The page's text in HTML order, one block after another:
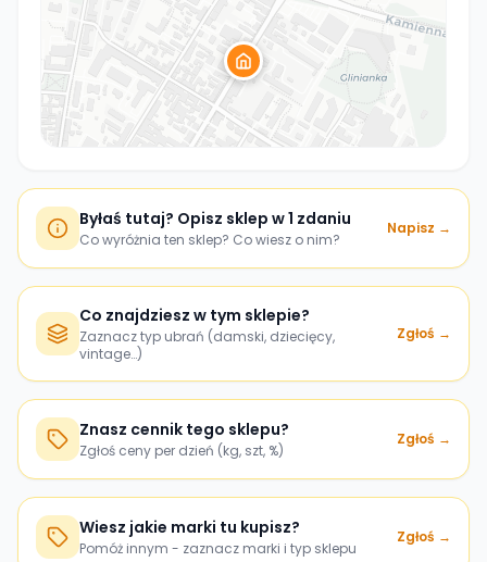
Byłaś tutaj? Opisz sklep w 1 zdaniu
Co wyróżnia ten sklep? Co wiesz o nim?
Napisz →
Co znajdziesz w tym sklepie?
Zaznacz typ ubrań (damski, dziecięcy,
vintage…)
Zgłoś →
Znasz cennik tego sklepu?
Zgłoś ceny per dzień (kg, szt, %)
Zgłoś →
Wiesz jakie marki tu kupisz?
Pomóż innym - zaznacz marki i typ sklepu
Zgłoś →